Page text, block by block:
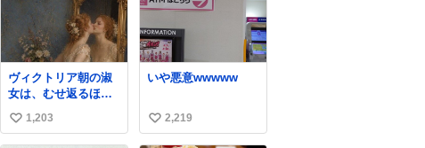
数
ね
数
ヴィクトリア朝の淑
女は、むせ返るほど
大量の香水を身につ
けるものではないと
されていた。それで
い
い
1,203
いや悪意wwwww
い
い
2,219